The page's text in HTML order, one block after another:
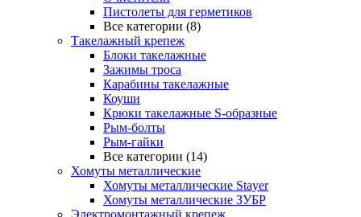
Пистолеты для герметиков
Все категории (8)
Такелажный крепеж
Блоки такелажные
Зажимы троса
Карабины такелажные
Коуши
Крюки такелажные S-образные
Рым-болты
Рым-гайки
Все категории (14)
Хомуты металлические
Хомуты металлические Stayer
Хомуты металлические ЗУБР
Электромонтажный крепеж